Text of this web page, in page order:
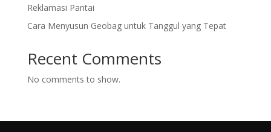
Reklamasi Pantai
Cara Menyusun Geobag untuk Tanggul yang Tepat
Recent Comments
No comments to show.